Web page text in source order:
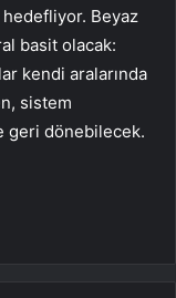
hedefliyor. Beyaz
basit olacak:
kendi aralarında
sistem
geri dönebilecek.